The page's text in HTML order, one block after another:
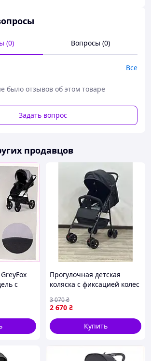
спинка
сонцезахисний козирок із
ультрафіолету 50+
напрямку руху та за напрямком
сонцезахисний козирок із
50+
перенесення за ручку
до конструкції простим
що обертається у напрямку руху
з центральним гальмом
ручка для зручного використання
та складання
колеса
конструкція
у нижній частині коляски
вік: до 3 років
алюміній
х Ш50 х Г87 см
15 кг
(0) Вопросы (0)
Все
было отзывов об этом товаре
Задать вопрос
продавцов
с
Прогулочная детская
коляска с фиксацией колес
сборкой
2 670 ₴
3 070₴
Купить